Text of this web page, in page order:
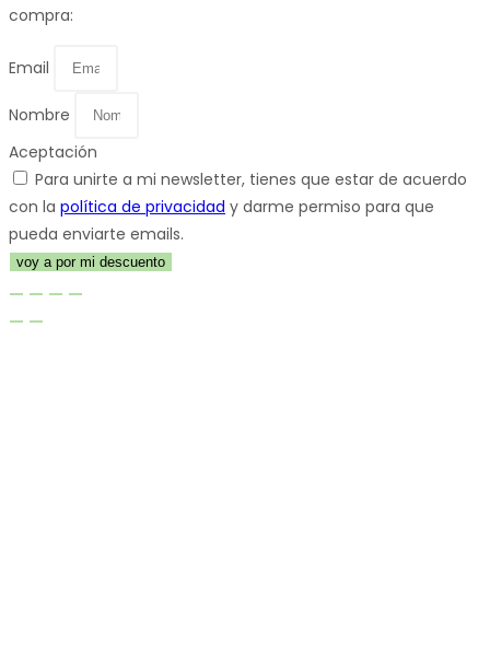
compra:
Email
Nombre
Aceptación
Para unirte a mi newsletter, tienes que estar de acuerdo
con la política de privacidad y darme permiso para que
pueda enviarte emails.
voy a por mi descuento